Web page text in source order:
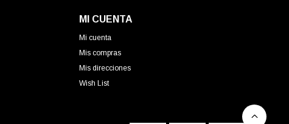
MI CUENTA
Mi cuenta
Mis compras
Mis direcciones
Wish List